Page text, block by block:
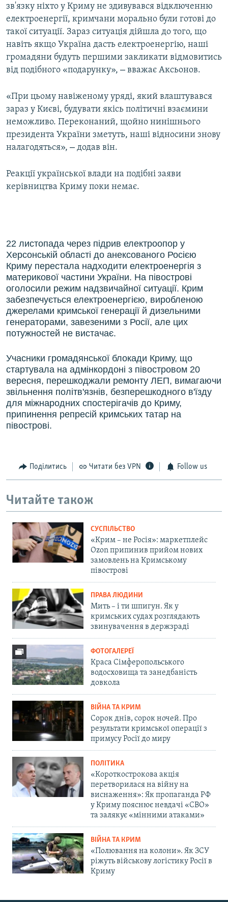
зв'язку ніхто у Криму не здивувався відключенню
електроенергії, кримчани морально були готові до
такої ситуації. Зараз ситуація дійшла до того, що
навіть якщо Україна дасть електроенергію, наші
громадяни будуть першими закликати відмовитись
від подібного «подарунку», – вважає Аксьонов.
«При цьому навіженому уряді, який влаштувався
зараз у Києві, будувати якісь політичні взаємини
неможливо. Переконаний, щойно нинішнього
президента України зметуть, наші відносини знову
налагодяться», – додав він.
Реакції української влади на подібні заяви
керівництва Криму поки немає.
22 листопада через підрив електроопор у
Херсонській області до анексованого Росією
Криму перестала надходити електроенергія з
материкової частини України. На півострові
оголосили режим надзвичайної ситуації. Крим
забезпечується електроенергією, виробленою
джерелами кримської генерації й дизельними
генераторами, завезеними з Росії, але цих
потужностей не вистачає.
Учасники громадянської блокади Криму, що
стартувала на адмінкордоні з півостровом 20
вересня, перешкоджали ремонту ЛЕП, вимагаючи
звільнення політв'язнів, безперешкодного в'їзду
для міжнародних спостерігачів до Криму,
припинення репресій кримських татар на
півострові.
Поділитись Читати без VPN Follow us
Читайте також
СУСПІЛЬСТВО
«Крим – не Росія»: маркетплейс
Ozon припинив прийом нових
замовлень на Кримському
півострові
ПРАВА ЛЮДИНИ
Мить – і ти шпигун. Як у
кримських судах розглядають
звинувачення в держзраді
ФОТОГАЛЕРЕЇ
Краса Сімферопольського
водосховища та занедбаність
довкола
ВІЙНА ТА КРИМ
Сорок днів, сорок ночей. Про
результати кримської операції з
примусу Росії до миру
ПОЛІТИКА
«Короткострокова акція
перетворилася на війну на
виснаження»: Як пропаганда РФ
у Криму пояснює невдачі «СВО»
та залякує «мінними атаками»
ВІЙНА ТА КРИМ
«Полювання на колони». Як ЗСУ
ріжуть військову логістику Росії в
Криму